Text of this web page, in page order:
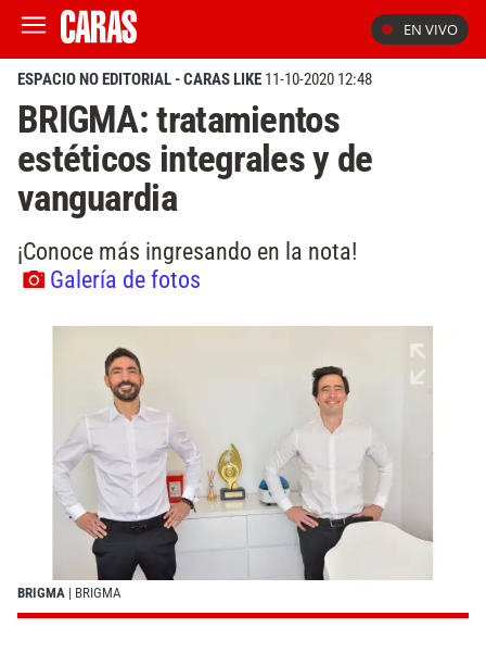
EN VIVO
ESPACIO NO EDITORIAL - CARAS LIKE 11-10-2020 12:48
BRIGMA: tratamientos
estéticos integrales y de
vanguardia
¡Conoce más ingresando en la nota!
Galería de fotos
BRIGMA | BRIGMA